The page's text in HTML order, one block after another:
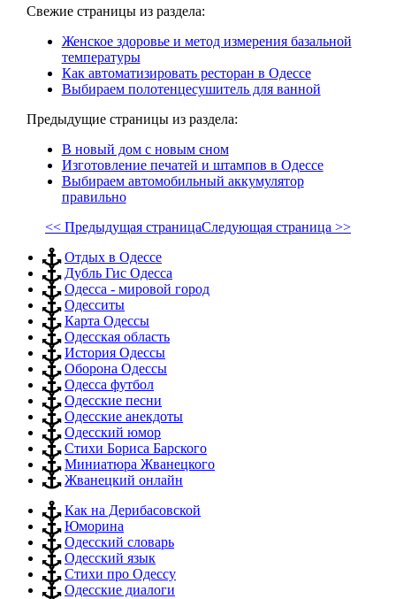
Свежие страницы из раздела:
Женское здоровье и метод измерения базальной
температуры
Как автоматизировать ресторан в Одессе
Выбираем полотенцесушитель для ванной
Предыдущие страницы из раздела:
В новый дом с новым сном
Изготовление печатей и штампов в Одессе
Выбираем автомобильный аккумулятор
правильно
<< Предыдущая страницаСледующая страница >>
Отдых в Одессе
Дубль Гис Одесса
Одесса - мировой город
Одесситы
Карта Одессы
Одесская область
История Одессы
Оборона Одессы
Одесса футбол
Одесские песни
Одесские анекдоты
Одесский юмор
Стихи Бориса Барского
Миниатюра Жванецкого
Жванецкий онлайн
Как на Дерибасовской
Юморина
Одесский словарь
Одесский язык
Стихи про Одессу
Одесские диалоги